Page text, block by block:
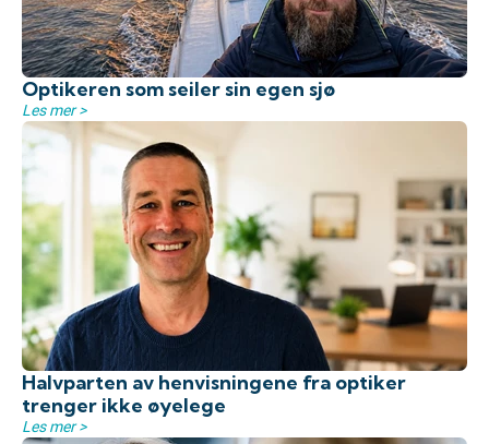
Optikeren som seiler sin egen sjø
Les mer >
Halvparten av henvisningene fra optiker
trenger ikke øyelege
Les mer >